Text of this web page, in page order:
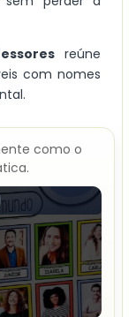
reúne
com nomes
como o